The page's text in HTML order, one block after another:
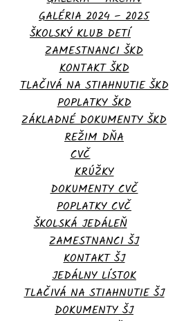
GALÉRIA 2024 – 2025
ŠKOLSKÝ KLUB DETÍ
ZAMESTNANCI ŠKD
KONTAKT ŠKD
TLAČIVÁ NA STIAHNUTIE ŠKD
POPLATKY ŠKD
ZÁKLADNÉ DOKUMENTY ŠKD
REŽIM DŇA
CVČ
KRÚŽKY
DOKUMENTY CVČ
POPLATKY CVČ
ŠKOLSKÁ JEDÁLEŇ
ZAMESTNANCI ŠJ
KONTAKT ŠJ
JEDÁLNY LÍSTOK
TLAČIVÁ NA STIAHNUTIE ŠJ
DOKUMENTY ŠJ